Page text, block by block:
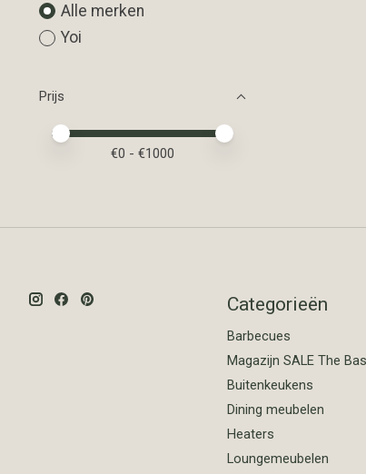
Alle merken
Yoi
Prijs
Minimale prijswaarde
Price maximum value
€0 - €1000
Categorieën
Barbecues
Magazijn SALE The
Buitenkeukens
Dining meubelen
Heaters
Loungemeubelen